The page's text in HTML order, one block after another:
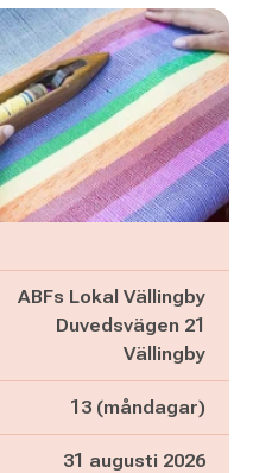
ABFs Lokal Vällingby
Duvedsvägen 21
Vällingby
13 (måndagar)
31 augusti 2026